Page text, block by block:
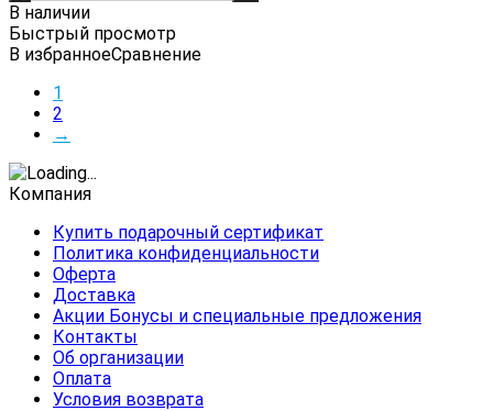
В наличии
Быстрый просмотр
В избранноеСравнение
1
2
→
Компания
Купить подарочный сертификат
Политика конфиденциальности
Оферта
Доставка
Акции Бонусы и специальные предложения
Контакты
Об организации
Оплата
Условия возврата